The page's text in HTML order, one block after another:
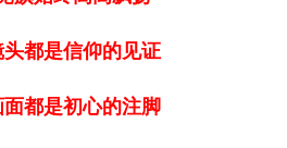
都是信仰的见证
都是初心的注脚